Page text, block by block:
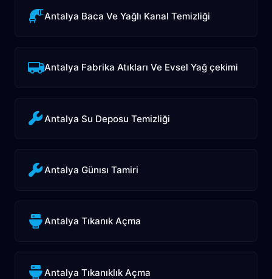
Antalya Baca Ve Yağlı Kanal Temizliği
Antalya Fabrika Atıkları Ve Evsel Yağ çekimi
Antalya Su Deposu Temizliği
Antalya Günısı Tamiri
Antalya Tıkanık Açma
Antalya Tıkanıklık Açma